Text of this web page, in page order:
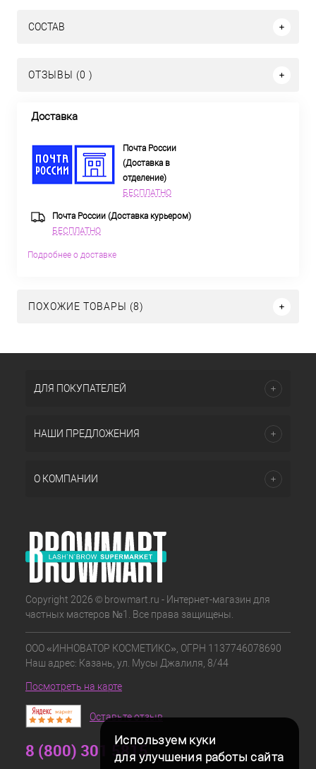
СОСТАВ
ОТЗЫВЫ (0 )
Доставка
Почта России
(Доставка в
отделение)
БЕСПЛАТНО
Почта России (Доставка курьером)
БЕСПЛАТНО
Подробнее о доставке
ПОХОЖИЕ ТОВАРЫ (8)
Используем куки
для улучшения работы сайта
ДЛЯ ПОКУПАТЕЛЕЙ
НАШИ ПРЕДЛОЖЕНИЯ
О КОМПАНИИ
Copyright 2026 © browmart.ru - Интернет-магазин для
частных мастеров №1. Все права защищены.
ООО «ИННОВАТОР КОСМЕТИКС», ОГРН 1137746078690
Наш адрес: Казань, ул. Мусы Джалиля, 8/44
Посмотреть на карте
Оставьте отзыв
8 (800) 301 5815